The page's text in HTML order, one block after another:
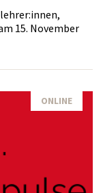
15. November
ONLINE